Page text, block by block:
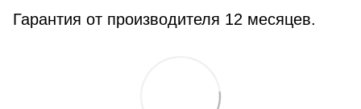
Гарантия от производителя 12 месяцев.